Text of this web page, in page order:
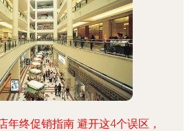
年终促销指南 避开这4个误区，